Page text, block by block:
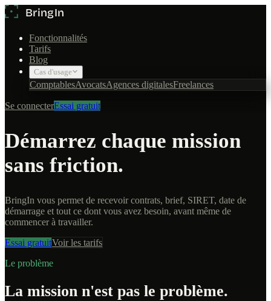
Fonctionnalités
Tarifs
Blog
Cas d'usage
ComptablesAvocatsAgences digitalesFreelances
Se connecterEssai gratuit
Démarrez chaque mission
sans friction.
BringIn vous permet de recevoir contrats, brief, SIRET, date de
démarrage et tout ce dont vous avez besoin, avant même de
commencer à travailler.
Essai gratuitVoir les tarifs
Le problème
La mission n'est pas le problème.